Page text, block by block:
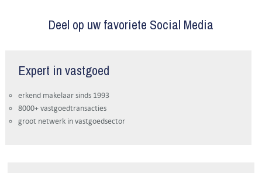
Deel op uw favoriete Social Media
Expert in vastgoed
erkend makelaar sinds 1993
8000+ vastgoedtransacties
groot netwerk in vastgoedsector